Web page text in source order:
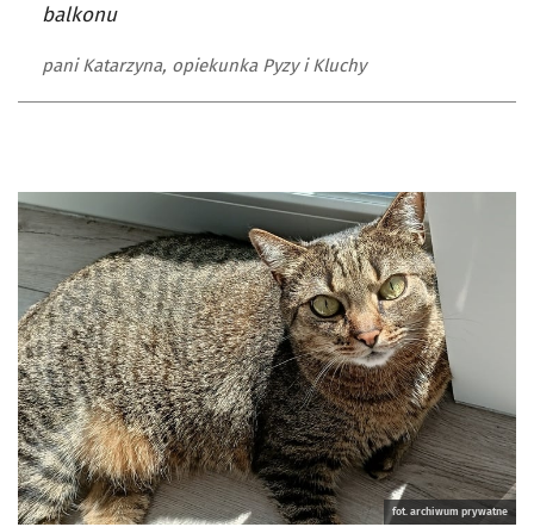
balkonu
pani Katarzyna, opiekunka Pyzy i Kluchy
fot. archiwum prywatne